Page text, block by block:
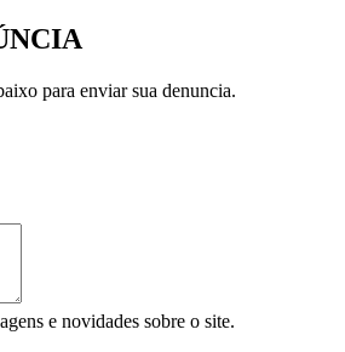
para enviar sua denuncia.
e novidades sobre o site.